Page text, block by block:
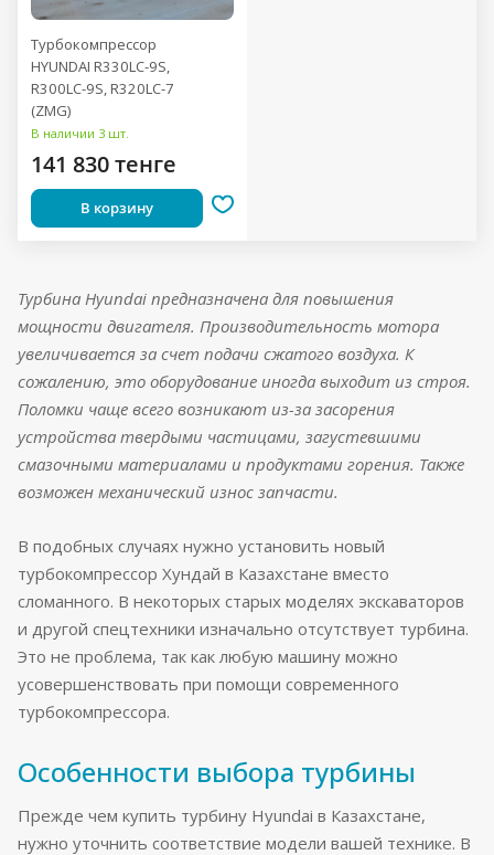
Турбокомпрессор
HYUNDAI R330LC-9S,
R300LC-9S, R320LC-7
(ZMG)
В наличии 3 шт.
141 830 тенге
В корзину
Турбина Hyundai предназначена для повышения
мощности двигателя. Производительность мотора
увеличивается за счет подачи сжатого воздуха. К
сожалению, это оборудование иногда выходит из строя.
Поломки чаще всего возникают из-за засорения
устройства твердыми частицами, загустевшими
смазочными материалами и продуктами горения. Также
возможен механический износ запчасти.
В подобных случаях нужно установить новый
турбокомпрессор Хундай в Казахстане вместо
сломанного. В некоторых старых моделях экскаваторов
и другой спецтехники изначально отсутствует турбина.
Это не проблема, так как любую машину можно
усовершенствовать при помощи современного
турбокомпрессора.
Особенности выбора турбины
Прежде чем купить турбину Hyundai в Казахстане,
нужно уточнить соответствие модели вашей технике. В